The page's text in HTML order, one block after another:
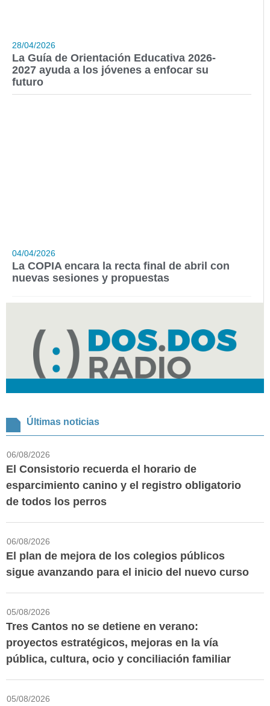
28/04/2026
La Guía de Orientación Educativa 2026-
2027 ayuda a los jóvenes a enfocar su
futuro
04/04/2026
La COPIA encara la recta final de abril con
nuevas sesiones y propuestas
Últimas noticias
06/08/2026
El Consistorio recuerda el horario de
esparcimiento canino y el registro obligatorio
de todos los perros
06/08/2026
El plan de mejora de los colegios públicos
sigue avanzando para el inicio del nuevo curso
05/08/2026
Tres Cantos no se detiene en verano:
proyectos estratégicos, mejoras en la vía
pública, cultura, ocio y conciliación familiar
05/08/2026